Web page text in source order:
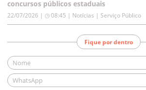
concursos públicos estaduais
22/07/2026 | ◷ 08:45 | Notícias | Serviço Público
Fique por dentro